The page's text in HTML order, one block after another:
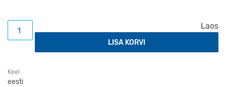
Laos
Geoinformaatika. Õpik kõrgkoolidele kogus
LISA KORVI
Keel
eesti